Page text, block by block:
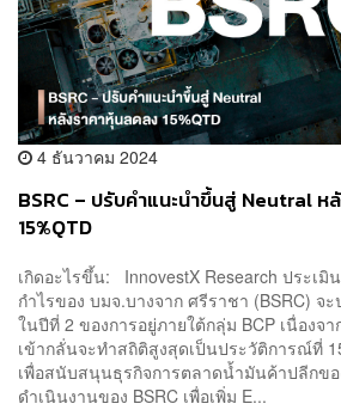
4 ธันวาคม 2024
BSRC – ปรับคำแนะนำขึ้นสู่ Neutral ห
15%QTD
เกิดอะไรขึ้น: InnovestX Research ประเมิ
กำไรของ บมจ.บางจาก ศรีราชา (BSRC) จ
ในปีที่ 2 ของการอยู่ภายใต้กลุ่ม BCP เนื่อง
เข้ากลั่นจะทำสถิติสูงสุดเป็นประวัติการณ์ที่
เพื่อสนับสนุนธุรกิจการตลาดน้ำมันค้าปลีกขอ
ดำเนินงานของ BSRC เพื่อเพิ่ม E...